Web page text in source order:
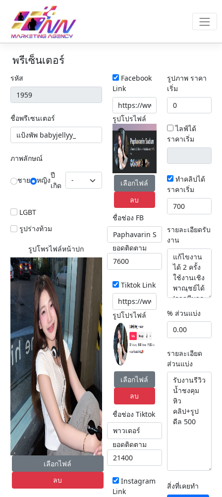
พรีเซ็นเตอร์
รหัส
ชื่อพรีเซนเตอร์
ภาพลักษณ์
ชาย หญิง
ปี
เกิด
LGBT
รูปร่างท้วม
รูปโพรไฟล์หน้าปก
เลือกไฟล์
ลบ
Facebook
Link
รูปโปรไฟล์
เลือกไฟล์
ลบ
ชื่อช่อง FB
ยอดติดตาม
Tiktok Link
รูปโปรไฟล์
เลือกไฟล์
ลบ
ชื่อช่อง Tiktok
ยอดติดตาม
Instagram
Link
รูปภาพ ราคา
เริ่ม
ไลฟ์ได้
ราคาเริ่ม
ทำคลิปได้
ราคาเริ่ม
รายละเอียดรับ
งาน
% ส่วนแบ่ง
รายละเอียด
ส่วนแบ่ง
สิ่งที่เคยทำ